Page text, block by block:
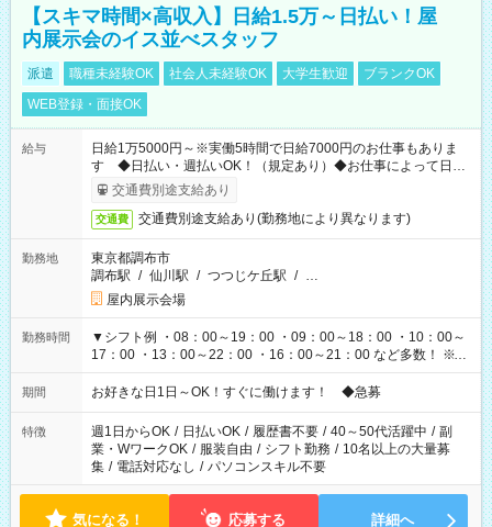
【スキマ時間×高収入】日給1.5万～日払い！屋
内展示会のイス並べスタッフ
派遣 職種未経験OK 社会人未経験OK 大学生歓迎
ブランクOK
WEB登録・面接OK
給与
日給1万5000円～※実働5時間で日給7000円のお仕事もありま
す ◆日払い・週払いOK！（規定あり）◆お仕事によって日給
も異なります
交通費別途支給あり
交通費 交通費別途支給あり(勤務地により異なります)
勤務地
東京都調布市
調布駅 / 仙川駅 / つつじケ丘駅 / …
屋内展示会場
勤務時間
▼シフト例 ・08：00～19：00 ・09：00～18：00 ・10：00～
17：00 ・13：00～22：00 ・16：00～21：00 など多数！ ※お
仕事により勤務時間が異なります
期間 お好きな日1日～OK！すぐに働けます！ ◆急募
特徴 週1日からOK / 日払いOK / 履歴書不要 / 40～50代活躍中 / 副
業・WワークOK / 服装自由 / シフト勤務 / 10名以上の大量募
集 / 電話対応なし / パソコンスキル不要
気になる！ 応募する 詳細へ